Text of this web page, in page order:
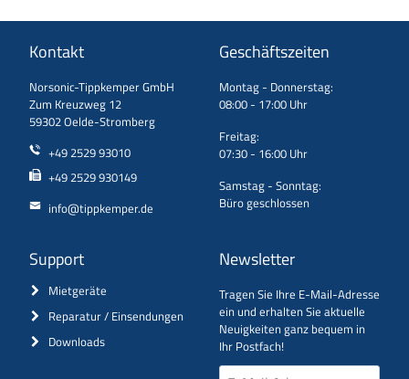
Kontakt
Norsonic-Tippkemper GmbH
Zum Kreuzweg 12
59302 Oelde-Stromberg
+49 2529 93010
+49 2529 930149
info@tippkemper.de
Geschäftszeiten
Montag - Donnerstag:
08:00 - 17:00 Uhr
Freitag:
07:30 - 16:00 Uhr
Samstag - Sonntag:
Büro geschlossen
Support
Mietgeräte
Reparatur / Einsendungen
Downloads
Newsletter
Tragen Sie Ihre E-Mail-Adresse
ein und erhalten Sie aktuelle
Neuigkeiten ganz bequem in
Ihr Postfach!